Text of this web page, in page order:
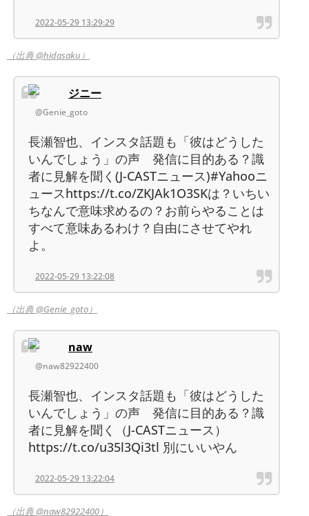
2022-05-29 13:29:29
（出典 @hidasaku）
ジニー
@Genie_goto
長瀬智也、インスタ話題も「彼はどうした
いんでしょう」の声 発信に目的ある？識
者に見解を聞く(J-CASTニュース)#Yahooニ
ュースhttps://t.co/ZKJAk1O3SKは？いちい
ちなんで意味求めるの？お前らやることは
すべて意味あるわけ？自由にさせてやれ
よ。
2022-05-29 13:22:08
（出典 @Genie_goto）
naw
@naw82922400
長瀬智也、インスタ話題も「彼はどうした
いんでしょう」の声 発信に目的ある？識
者に見解を聞く（J-CASTニュース）
https://t.co/u35l3Qi3tl 別にいいやん
2022-05-29 13:22:04
（出典 @naw82922400）